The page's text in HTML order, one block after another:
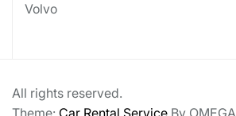
Volvo
All rights reserved.
Theme: Car Rental Service By OMEGA